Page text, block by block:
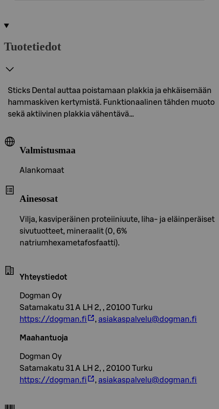
Tuotetiedot
Sticks Dental auttaa poistamaan plakkia ja ehkäisemään
hammaskiven kertymistä. Funktionaalinen tähden muoto
sekä aktiivinen plakkia vähentävä…
Valmistusmaa
Alankomaat
Ainesosat
Vilja, kasviperäinen proteiiniuute, liha- ja eläinperäiset
sivutuotteet, mineraalit (0, 6%
natriumhexametafosfaatti).
Yhteystiedot
Dogman Oy
Satamakatu 31 A LH 2, , 20100 Turku
https://dogman.fi
, asiakaspalvelu@dogman.fi
Maahantuoja
Dogman Oy
Satamakatu 31 A LH 2, , 20100 Turku
https://dogman.fi
, asiakaspalvelu@dogman.fi